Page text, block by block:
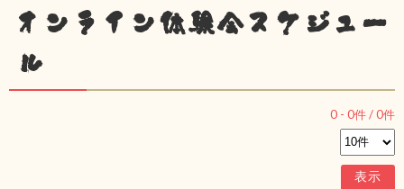
オンライン体験会スケジュー
ル
0 - 0件 /0件